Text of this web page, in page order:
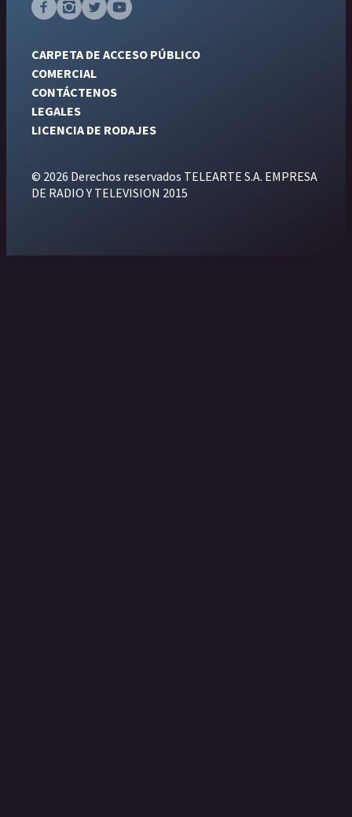
CARPETA DE ACCESO PÚBLICO
COMERCIAL
CONTÁCTENOS
LEGALES
LICENCIA DE RODAJES
© 2026 Derechos reservados TELEARTE S.A. EMPRESA
DE RADIO Y TELEVISION 2015